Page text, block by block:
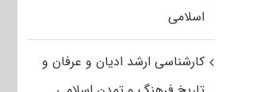
اسلامی
کارشناسی ارشد ادیان و عرفان و